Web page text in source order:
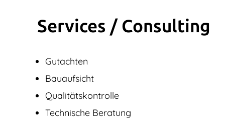
Services / Consulting
Gutachten
Bauaufsicht
Qualitätskontrolle
Technische Beratung